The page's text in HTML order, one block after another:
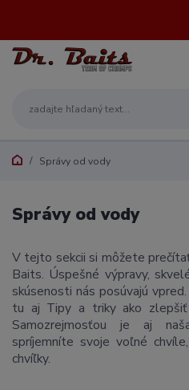
Správy od vody
Správy od vody
V tejto sekcii si môžete
Baits. Úspešné výpravy,
skúsenosti nás posúvajú
tu aj Tipy a triky ako
Samozrejmosťou je aj
spríjemníte svoje voľné
chvíľky.